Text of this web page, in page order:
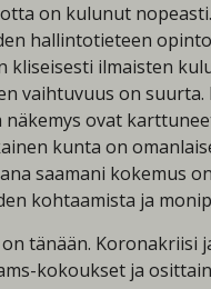
on kulunut
hallintotieteen
kliseisesti ilmaisten
vaihtuvuus on
ovat
kunta on
saamani kokemus
kohtaamista ja
tänään.
kokoukset ja